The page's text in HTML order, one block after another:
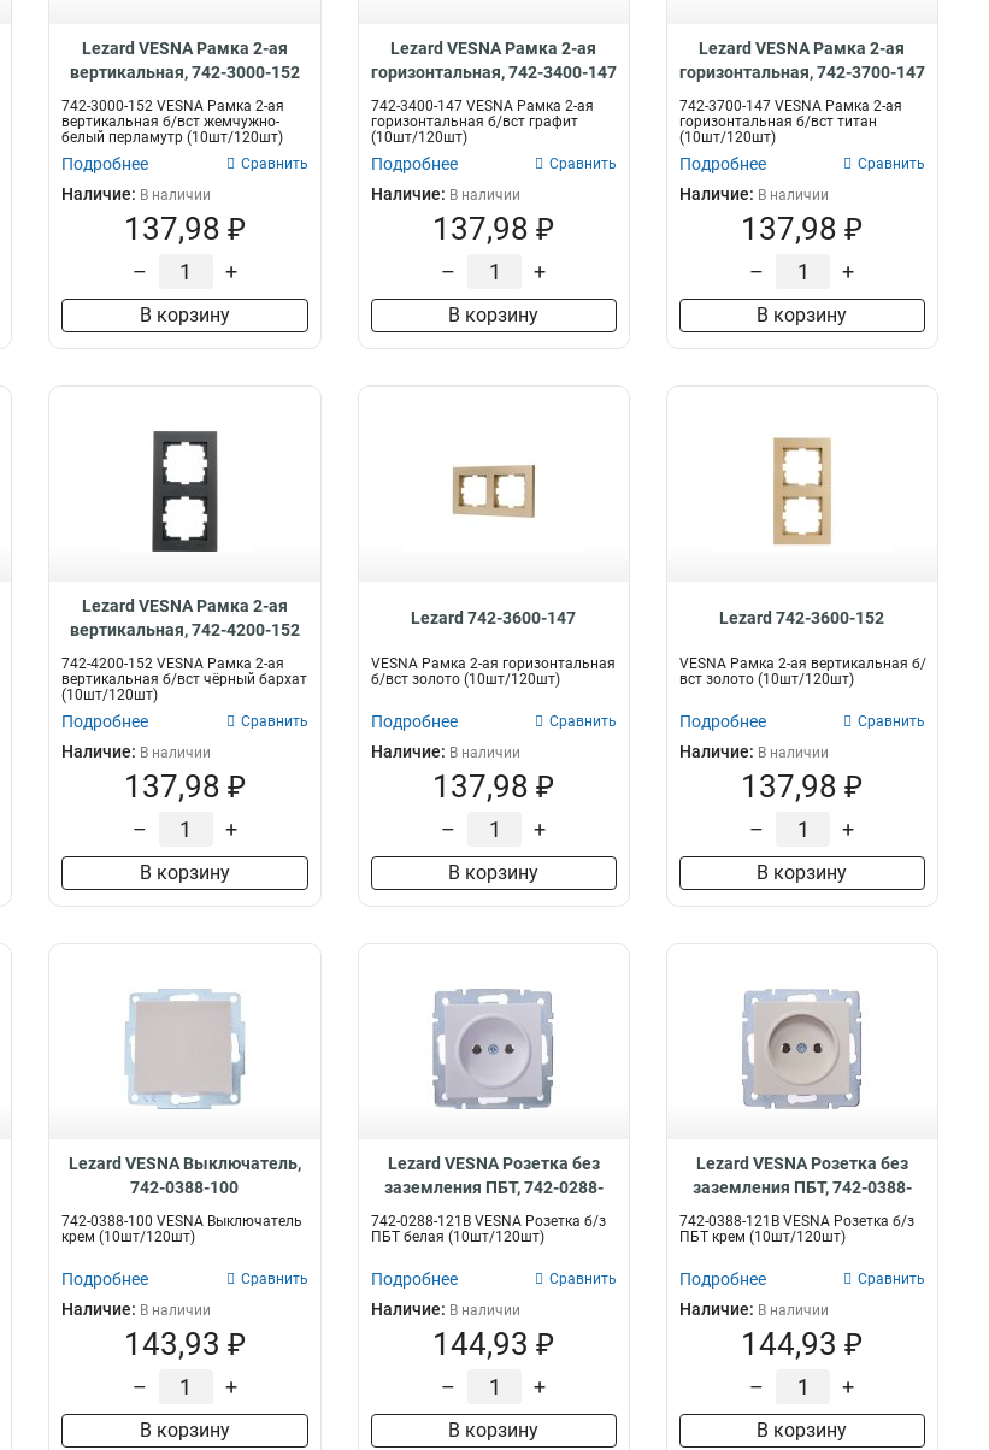
Lezard VESNA Рамка 2-ая
вертикальная, 742-3000-152
742-3000-152 VESNA Рамка 2-ая
вертикальная б/вст жемчужно-
белый перламутр (10шт/120шт)
Подробнее Сравнить
Наличие: В наличии
137,98 ₽
– +
В корзину
Lezard VESNA Рамка 2-ая
горизонтальная, 742-3400-147
742-3400-147 VESNA Рамка 2-ая
горизонтальная б/вст графит
(10шт/120шт)
Подробнее Сравнить
Наличие: В наличии
137,98 ₽
– +
В корзину
Lezard VESNA Рамка 2-ая
горизонтальная, 742-3700-147
742-3700-147 VESNA Рамка 2-ая
горизонтальная б/вст титан
(10шт/120шт)
Подробнее Сравнить
Наличие: В наличии
137,98 ₽
– +
В корзину
Lezard VESNA Рамка 2-ая
вертикальная, 742-4200-152
742-4200-152 VESNA Рамка 2-ая
вертикальная б/вст чёрный бархат
(10шт/120шт)
Подробнее Сравнить
Наличие: В наличии
137,98 ₽
– +
В корзину
Lezard 742-3600-147
VESNA Рамка 2-ая горизонтальная
б/вст золото (10шт/120шт)
Подробнее Сравнить
Наличие: В наличии
137,98 ₽
– +
В корзину
Lezard 742-3600-152
VESNA Рамка 2-ая вертикальная б/
вст золото (10шт/120шт)
Подробнее Сравнить
Наличие: В наличии
137,98 ₽
– +
В корзину
Lezard VESNA Выключатель,
742-0388-100
742-0388-100 VESNA Выключатель
крем (10шт/120шт)
Подробнее Сравнить
Наличие: В наличии
143,93 ₽
– +
В корзину
Lezard VESNA Розетка без
заземления ПБТ, 742-0288-
121B
742-0288-121В VESNA Розетка б/з
ПБТ белая (10шт/120шт)
Подробнее Сравнить
Наличие: В наличии
144,93 ₽
– +
В корзину
Lezard VESNA Розетка без
заземления ПБТ, 742-0388-
121B
742-0388-121В VESNA Розетка б/з
ПБТ крем (10шт/120шт)
Подробнее Сравнить
Наличие: В наличии
144,93 ₽
– +
В корзину